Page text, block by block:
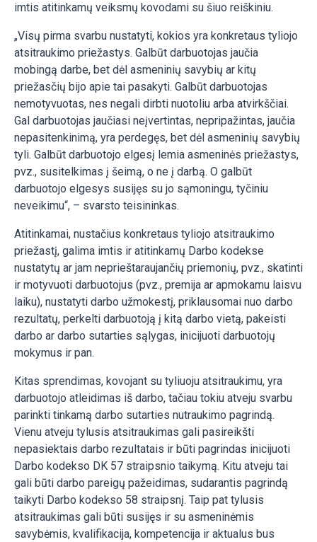
imtis atitinkamų veiksmų kovodami su šiuo reiškiniu.
„Visų pirma svarbu nustatyti, kokios yra konkretaus tyliojo
atsitraukimo priežastys. Galbūt darbuotojas jaučia
mobingą darbe, bet dėl asmeninių savybių ar kitų
priežasčių bijo apie tai pasakyti. Galbūt darbuotojas
nemotyvuotas, nes negali dirbti nuotoliu arba atvirkščiai.
Gal darbuotojas jaučiasi neįvertintas, nepripažintas, jaučia
nepasitenkinimą, yra perdegęs, bet dėl asmeninių savybių
tyli. Galbūt darbuotojo elgesį lemia asmeninės priežastys,
pvz., susitelkimas į šeimą, o ne į darbą. O galbūt
darbuotojo elgesys susijęs su jo sąmoningu, tyčiniu
neveikimu“, – svarsto teisininkas.
Atitinkamai, nustačius konkretaus tyliojo atsitraukimo
priežastį, galima imtis ir atitinkamų Darbo kodekse
nustatytų ar jam neprieštaraujančių priemonių, pvz., skatinti
ir motyvuoti darbuotojus (pvz., premija ar apmokamu laisvu
laiku), nustatyti darbo užmokestį, priklausomai nuo darbo
rezultatų, perkelti darbuotoją į kitą darbo vietą, pakeisti
darbo ar darbo sutarties sąlygas, inicijuoti darbuotojų
mokymus ir pan.
Kitas sprendimas, kovojant su tyliuoju atsitraukimu, yra
darbuotojo atleidimas iš darbo, tačiau tokiu atveju svarbu
parinkti tinkamą darbo sutarties nutraukimo pagrindą.
Vienu atveju tylusis atsitraukimas gali pasireikšti
nepasiektais darbo rezultatais ir būti pagrindas inicijuoti
Darbo kodekso DK 57 straipsnio taikymą. Kitu atveju tai
gali būti darbo pareigų pažeidimas, sudarantis pagrindą
taikyti Darbo kodekso 58 straipsnį. Taip pat tylusis
atsitraukimas gali būti susijęs ir su asmeninėmis
savybėmis, kvalifikacija, kompetencija ir aktualus bus